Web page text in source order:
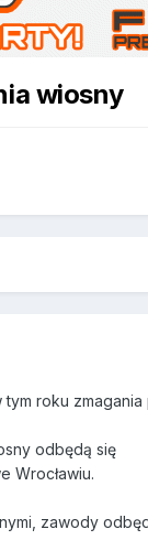
wiosny
roku
odbędą się
Wrocławiu.
zawody